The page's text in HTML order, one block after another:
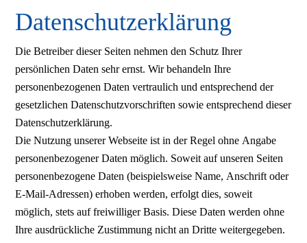
Datenschutzerklärung
Die Betreiber dieser Seiten nehmen den Schutz Ihrer
persönlichen Daten sehr ernst. Wir behandeln Ihre
personenbezogenen Daten vertraulich und entsprechend der
gesetzlichen Datenschutzvorschriften sowie entsprechend dieser
Datenschutzerklärung.
Die Nutzung unserer Webseite ist in der Regel ohne Angabe
personenbezogener Daten möglich. Soweit auf unseren Seiten
personenbezogene Daten (beispielsweise Name, Anschrift oder
E-Mail-Adressen) erhoben werden, erfolgt dies, soweit
möglich, stets auf freiwilliger Basis. Diese Daten werden ohne
Ihre ausdrückliche Zustimmung nicht an Dritte weitergegeben.